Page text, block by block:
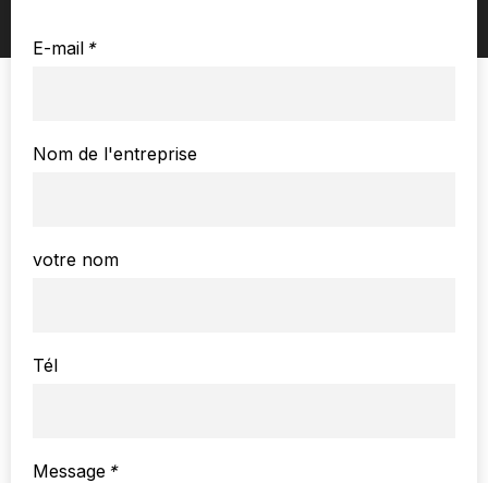
*
E-mail
Nom de l'entreprise
votre nom
Tél
*
Message